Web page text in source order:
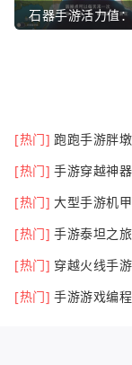
[热门] 跑跑手游胖
[热门] 手游穿越神
[热门] 大型手游机
[热门] 手游泰坦之
[热门] 穿越火线手
[热门] 手游游戏编